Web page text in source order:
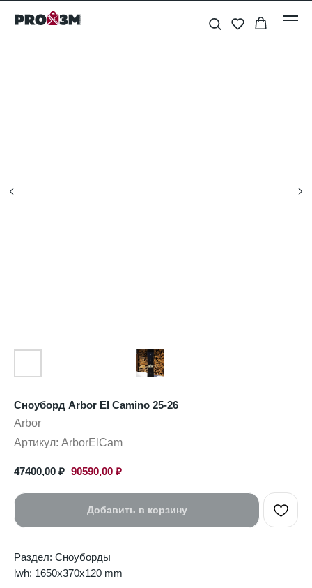
Сноуборд Arbor El Camino 25-26
Arbor
Артикул: ArborElCam
47400,00 ₽ 90590,00 ₽
Добавить в корзину
Раздел: Сноуборды
lwh: 1650x370x120 mm